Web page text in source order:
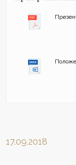
17.09.2018